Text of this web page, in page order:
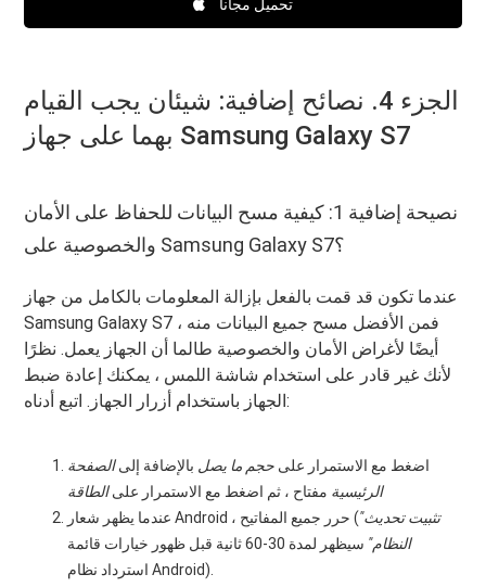
تحميل مجانا
الجزء 4. نصائح إضافية: شيئان يجب القيام
بهما على جهاز Samsung Galaxy S7
نصيحة إضافية 1: كيفية مسح البيانات للحفاظ على الأمان
والخصوصية على Samsung Galaxy S7؟
عندما تكون قد قمت بالفعل بإزالة المعلومات بالكامل من جهاز
Samsung Galaxy S7 ، فمن الأفضل مسح جميع البيانات منه
أيضًا لأغراض الأمان والخصوصية طالما أن الجهاز يعمل. نظرًا
لأنك غير قادر على استخدام شاشة اللمس ، يمكنك إعادة ضبط
الجهاز باستخدام أزرار الجهاز. اتبع أدناه:
اضغط مع الاستمرار على حجم ما يصل بالإضافة إلىالصفحة
الرئيسية مفتاح ، ثم اضغط مع الاستمرار علىالطاقة
عندما يظهر شعار Android ، حرر جميع المفاتيح ("تثبيت تحديث
النظام"
سيظهر لمدة 30-60 ثانية قبل ظهور خيارات قائمة
استرداد نظام Android).